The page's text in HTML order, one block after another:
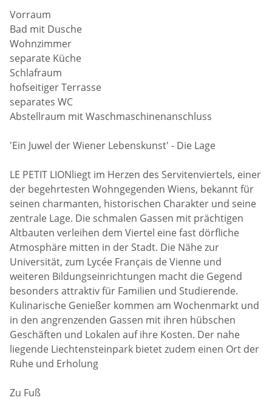
Vorraum
Bad mit Dusche
Wohnzimmer
separate Küche
Schlafraum
hofseitiger Terrasse
separates WC
Abstellraum mit Waschmaschinenanschluss
'Ein Juwel der Wiener Lebenskunst' - Die Lage
LE PETIT LIONliegt im Herzen des Servitenviertels, einer
der begehrtesten Wohngegenden Wiens, bekannt für
seinen charmanten, historischen Charakter und seine
zentrale Lage. Die schmalen Gassen mit prächtigen
Altbauten verleihen dem Viertel eine fast dörfliche
Atmosphäre mitten in der Stadt. Die Nähe zur
Universität, zum Lycée Français de Vienne und
weiteren Bildungseinrichtungen macht die Gegend
besonders attraktiv für Familien und Studierende.
Kulinarische Genießer kommen am Wochenmarkt und
in den angrenzenden Gassen mit ihren hübschen
Geschäften und Lokalen auf ihre Kosten. Der nahe
liegende Liechtensteinpark bietet zudem einen Ort der
Ruhe und Erholung
Zu Fuß